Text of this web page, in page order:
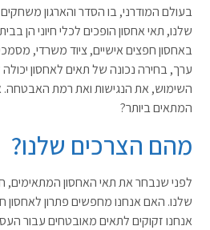
בעולם המודרני, בו הסדר והארגון משחקים
שלנו, תאי אחסון הופכים לכלי חיוני הן
באחסון חפצים אישיים, ציוד משרדי,
ערך, בחירה נכונה של תאים לאחסון
השימוש, את הנגישות ואת רמת האבטחה.
המתאים ביותר?
מהם הצרכים שלנו?
לפני שנבחר את תאי האחסון המתאימים,
שלנו. האם אנחנו מחפשים פתרון לאחסון
אנחנו זקוקים לתאים מאובטחים עבור